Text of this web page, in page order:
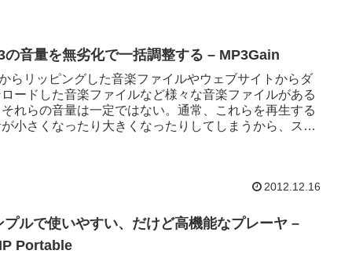
の音量を無劣化で一括調整する – MP3Gain
らリッピングした音楽ファイルやウェブサイトからダ
ードした音楽ファイルなど様々な音楽ファイルがある
れらの音量は一定ではない。通常、これらを再生する
小さくなったり大きくなったりしてしまうから、スピ
2012.12.16
プルで使いやすい、だけど高機能なプレーヤ –
Portable